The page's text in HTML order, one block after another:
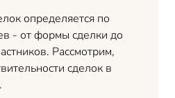
определяется по
- от формы сделки до
Рассмотрим,
сделок в